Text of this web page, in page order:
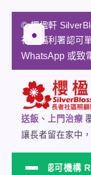
© 櫻楹軒
社會福利署認可
WhatsApp 或致
送飯、上門治療
讓長者留在家中
認可機構 RSP128
★
✓
➤
●